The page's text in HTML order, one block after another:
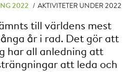
2022 / AKTIVITETER UNDER 2022
till världens mest
år i rad. Det gör att
har all anledning att
att leda och